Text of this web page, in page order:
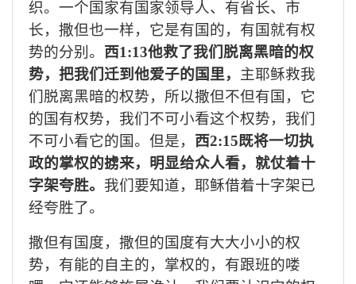
织。一个国家有国家领导人、有省长、市
长，撒但也一样，它是有国的，有国就有权
势的分别。 西1:13他救了我们脱离黑暗的权
势，把我们迁到他爱子的国里， 主耶稣救我
们脱离黑暗的权势，所以撒但不但有国，它
的国有权势，我们不可小看这个权势，我们
不可小看它的国。但是， 西2:15既将一切执
政的掌权的掳来，明显给众人看，就仗着十
字架夸胜。 我们要知道，耶稣借着十字架已
经夸胜了。
撒但有国度，撒但的国度有大大小小的权
势，有能的自主的，掌权的，有跟班的喽